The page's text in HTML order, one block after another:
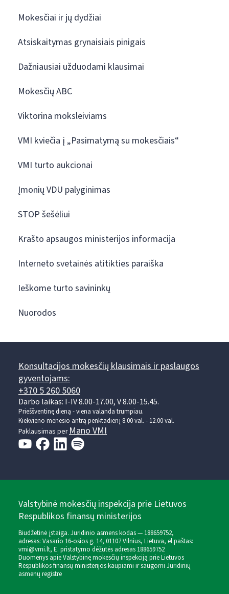
Mokesčiai ir jų dydžiai
Atsiskaitymas grynaisiais pinigais
Dažniausiai užduodami klausimai
Mokesčių ABC
Viktorina moksleiviams
VMI kviečia į „Pasimatymą su mokesčiais“
VMI turto aukcionai
Įmonių VDU palyginimas
STOP šešėliui
Krašto apsaugos ministerijos informacija
Interneto svetainės atitikties paraiška
Ieškome turto savininkų
Nuorodos
Konsultacijos mokesčių klausimais ir paslaugos
gyventojams:
+370 5 260 5060
Darbo laikas: I-IV 8.00-17.00, V 8.00-15.45.
Prieššventinę dieną - viena valanda trumpiau.
Kiekvieno mėnesio antrą penktadienį 8.00 val. - 12.00 val.
Paklausimas per Mano VMI
Valstybinė mokesčių inspekcija prie Lietuvos
Respublikos finansų ministerijos
Biudžetinė įstaiga. Juridinio asmens kodas — 188659752,
adresas: Vasario 16-osios g. 14, 01107 Vilnius, Lietuva, el.paštas:
vmi@vmi.lt, E. pristatymo dėžutės adresas 188659752
Duomenys apie Valstybinę mokesčių inspekciją prie Lietuvos
Respublikos finansų ministerijos kaupiami ir saugomi Juridinių
asmenų registre